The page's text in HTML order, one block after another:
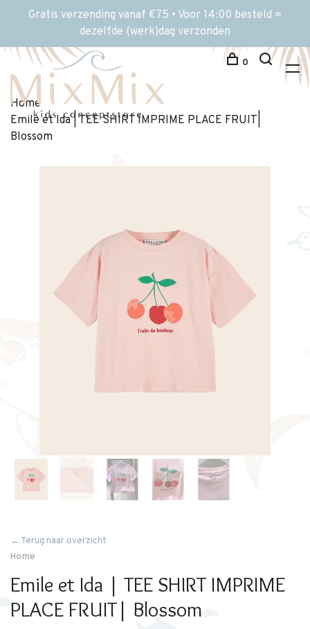
Gratis verzending vanaf €75 • Voor 14:00 besteld =
dezelfde (werk)dag verzonden
0
Home
Emile et Ida | TEE SHIRT IMPRIME PLACE FRUIT|
Blossom
← Terug naar overzicht
Home
Emile et Ida | TEE SHIRT IMPRIME
PLACE FRUIT| Blossom